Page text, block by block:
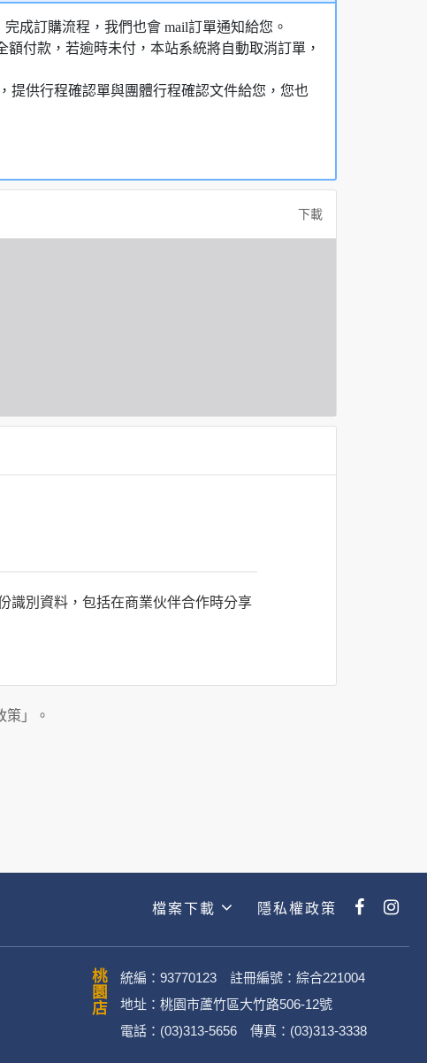
成訂購流程，我們也會 mail訂單通知給您。
付款，若逾時未付，本站系統將自動取消訂單，
提供行程確認單與團體行程確認文件給您，您也
下載
識別資料，包括在商業伙伴合作時分享
您主動提供的個人資訊，這些廣告廠商
經加密的保護下，不適用於何時旅行社
活動。
．媒體帳號、網路平台申請之帳號及
策」。
檔案下載 隱私權政策
桃園店
統編：93770123 註冊編號：綜合221004
地址：桃園市蘆竹區大竹路506-12號
電話：(03)313-5656 傳真：(03)313-3338